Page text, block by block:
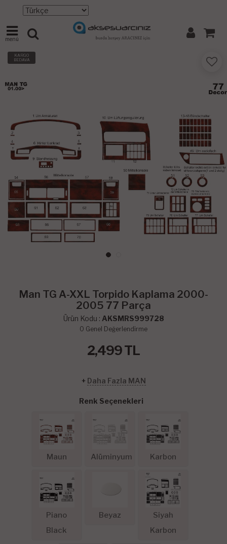
menü
KARGO
BEDAVA
Man TG A-XXL Torpido Kaplama 2000-
2005 77 Parça
Ürün Kodu : AKSMRS999728
0 Genel Değerlendirme
2,499TL
+ Daha Fazla MAN
Renk Seçenekleri
Maun Alüminyum Karbon
Piano
Black
Beyaz
Siyah
Karbon